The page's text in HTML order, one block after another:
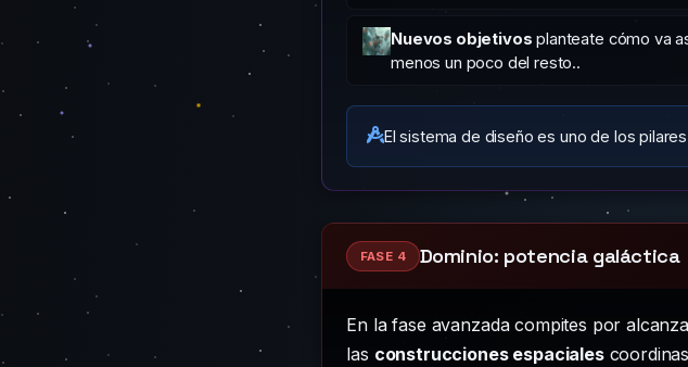
Nuevos objetivos planteate cómo va
menos un poco del resto..
El sistema de diseño es uno de los
FASE 4 Dominio: potencia galáctica
En la fase avanzada compites por
las construcciones espaciales